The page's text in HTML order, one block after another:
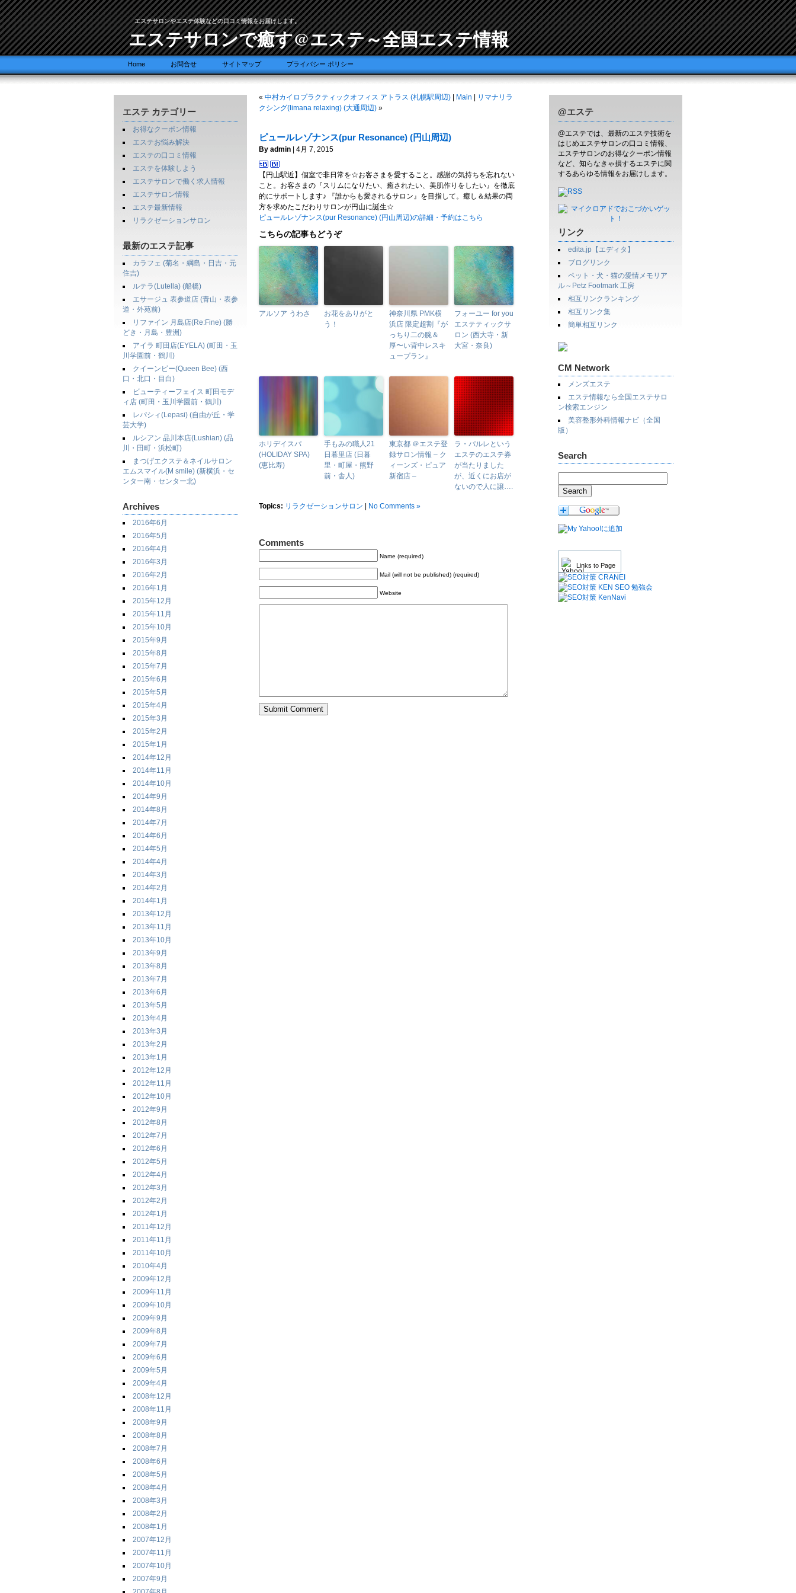
エステサロンやエステ体験などの口コミ情報をお届けします。
エステサロンで癒す@エステ～全国エステ情報
Home お問合せ サイトマップ プライバシー ポリシー
エステ カテゴリー
お得なクーポン情報
エステお悩み解決
エステの口コミ情報
エステを体験しよう
エステサロンで働く求人情報
エステサロン情報
エステ最新情報
リラクゼーションサロン
最新のエステ記事
カラフェ (菊名・綱島・日吉・元
住吉)
ルテラ(Lutella) (船橋)
エサージュ 表参道店 (青山・表参
道・外苑前)
リファイン 月島店(Re:Fine) (勝
どき・月島・豊洲)
アイラ 町田店(EYELA) (町田・玉
川学園前・鶴川)
クイーンビー(Queen Bee) (西
口・北口・目白)
ビューティーフェイス 町田モデ
ィ店 (町田・玉川学園前・鶴川)
レパシィ(Lepasi) (自由が丘・学
芸大学)
ルシアン 品川本店(Lushian) (品
川・田町・浜松町)
まつげエクステ＆ネイルサロン
エムスマイル(M smile) (新横浜・セ
ンター南・センター北)
Archives
2016年6月
2016年5月
2016年4月
2016年3月
2016年2月
2016年1月
2015年12月
2015年11月
2015年10月
2015年9月
2015年8月
2015年7月
2015年6月
2015年5月
2015年4月
2015年3月
2015年2月
2015年1月
2014年12月
2014年11月
2014年10月
2014年9月
2014年8月
2014年7月
2014年6月
2014年5月
2014年4月
2014年3月
2014年2月
2014年1月
2013年12月
2013年11月
2013年10月
2013年9月
2013年8月
2013年7月
2013年6月
2013年5月
2013年4月
2013年3月
2013年2月
2013年1月
2012年12月
2012年11月
2012年10月
2012年9月
2012年8月
2012年7月
2012年6月
2012年5月
2012年4月
2012年3月
2012年2月
2012年1月
2011年12月
2011年11月
2011年10月
2010年4月
2009年12月
2009年11月
2009年10月
2009年9月
2009年8月
2009年7月
2009年6月
2009年5月
2009年4月
2008年12月
2008年11月
2008年9月
2008年8月
2008年7月
2008年6月
2008年5月
2008年4月
2008年3月
2008年2月
2008年1月
2007年12月
2007年11月
2007年10月
2007年9月
@エステ
@エステでは、最新のエステ技術を
はじめエステサロンの口コミ情報、
エステサロンのお得なクーポン情報
など、知らなきゃ損するエステに関
するあらゆる情報をお届けします。
リンク
edita.jp【エディタ】
ブログリンク
ペット・犬・猫の愛情メモリア
ル～Petz Footmark 工房
相互リンクランキング
相互リンク集
簡単相互リンク
CM Network
メンズエステ
エステ情報なら全国エステサロ
ン検索エンジン
美容整形外科情報ナビ（全国
版）
Search
Links to Page
« 中村カイロプラクティックオフィス アトラス (札幌駅周辺) Main
リマナリラ
クシング(limana relaxing) (大通周辺) »
ピュールレゾナンス(pur Resonance) (円山周辺)
By admin | 4月 7, 2015
【円山駅近】個室で非日常を☆お客さまを愛すること。感謝の気持ちを忘れない
こと。お客さまの『スリムになりたい、癒されたい、美肌作りをしたい』を徹底
的にサポートします♪ 『誰からも愛されるサロン』を目指して。癒し＆結果の両
方を求めたこだわりサロンが円山に誕生☆
ピュールレゾナンス(pur Resonance) (円山周辺)の詳細・予約はこちら
こちらの記事もどうぞ
アルソア うわさ
お花をありがと
う！
神奈川県 PMK横
浜店 限定超割『が
っちり二の腕＆
厚〜い背中レスキ
ュープラン』
フォーユー for you
エステティックサ
ロン (西大寺・新
大宮・奈良)
ホリデイスパ
(HOLIDAY SPA)
(恵比寿)
手もみの職人21
日暮里店 (日暮
里・町屋・熊野
前・舎人)
東京都 ＠エステ登
録サロン情報 – ク
ィーンズ・ピュア
新宿店 –
ラ・パルレという
エステのエステ券
が当たりました
が、近くにお店が
ないので人に譲….
Topics: リラクゼーションサロン No Comments »
Comments
Name (required)
Mail (will not be published) (required)
Website